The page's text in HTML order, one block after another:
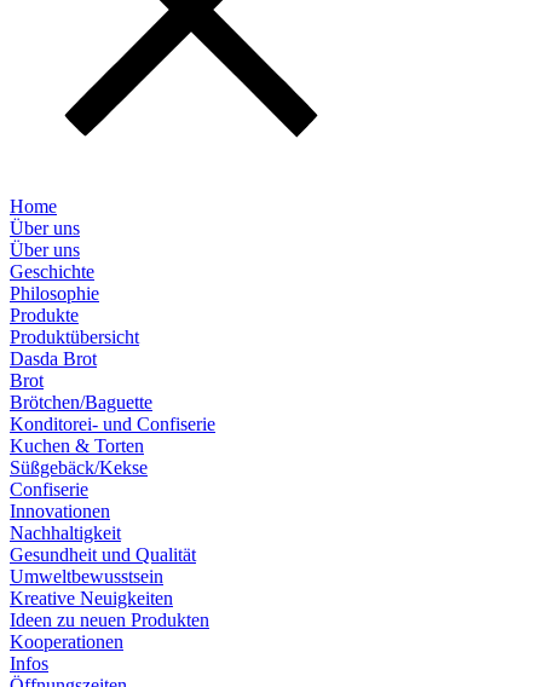
Home
Über uns
Über uns
Geschichte
Philosophie
Produkte
Produktübersicht
Dasda Brot
Brot
Brötchen/Baguette
Konditorei- und Confiserie
Kuchen & Torten
Süßgebäck/Kekse
Confiserie
Innovationen
Nachhaltigkeit
Gesundheit und Qualität
Umweltbewusstsein
Kreative Neuigkeiten
Ideen zu neuen Produkten
Kooperationen
Infos